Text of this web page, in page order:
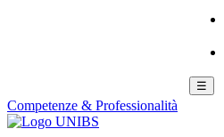
☰
Competenze & Professionalità